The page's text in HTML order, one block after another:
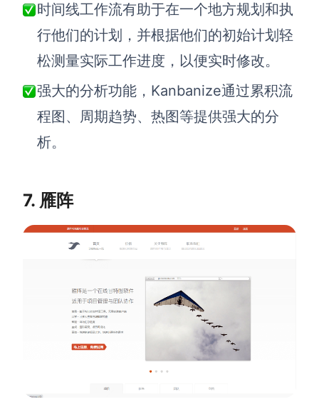
时间线工作流有助于在一个地方规划和执
行他们的计划，并根据他们的初始计划轻
松测量实际工作进度，以便实时修改。
强大的分析功能，Kanbanize通过累积流
程图、周期趋势、热图等提供强大的分
析。
7. 雁阵